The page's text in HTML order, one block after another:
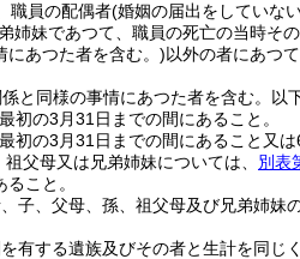
職員の配偶者(婚姻の届出をしていな
姉妹であつて、職員の死亡の当時そ
にあつた者を含む。)以外の者にあつ
と同様の事情にあつた者を含む。以
初の3月31日までの間にあること。
初の3月31日までの間にあること又は
父母又は兄弟姉妹については、 別表
こと。
子、父母、孫、祖父母及び兄弟姉
有する遺族及びその者と生計を同